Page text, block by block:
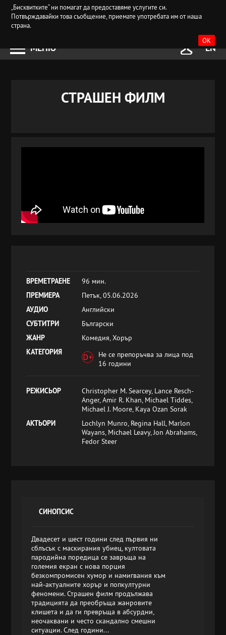
„Бисквитките“ ни помагат да предоставяме услугите си.
Потвърждавайки това съобщение, приемате употребата им от наша
страна.
OK
МЕНЮ EN
СТРАШЕН ФИЛМ
ВРЕМЕТРАЕНЕ
96 мин.
ПРЕМИЕРА
Петък, 05.06.2026
АУДИО
Английски
СУБТИТРИ
Български
ЖАНР
Комедия, Хорър
КАТЕГОРИЯ
Не се препоръчва за лица под
16 години
РЕЖИСЬОР
Christopher M. Searcey, Lance Resch-
Anger, Amir R. Khan, Michael Tiddes,
Michael J. Moore, Kaya Ozan Sorak
АКТЬОРИ
Lochlyn Munro, Regina Hall, Marlon
Wayans, Michael Leavy, Jon Abrahams,
Fedor Steer
СИНОПСИС
Двадесет и шест години след първия ни
сблъсък с маскирания убиец, култовата
пародийна поредица се завръща на
големия екран с нова порция
безкомпромисен хумор и намигвания към
най-актуалните хорър и попкултурни
феномени. Страшен филм продължава
традицията да преобръща жанровите
клишета и да ги превръща в абсурдни,
неочаквани и често скандално смешни
ситуации. След години...